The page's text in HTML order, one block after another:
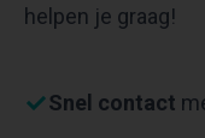
helpen je graag!
Snel contact